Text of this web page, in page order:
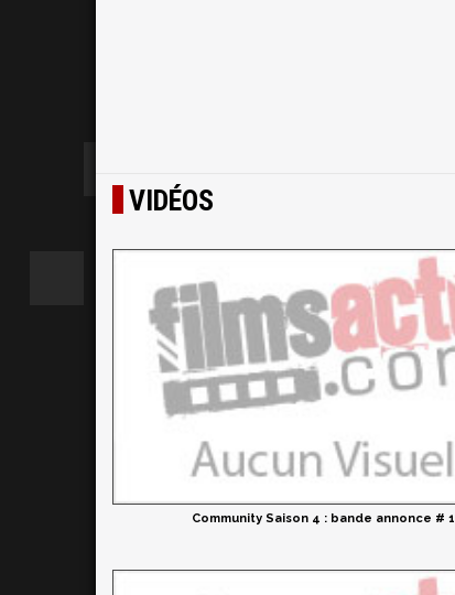
VIDÉOS
Community Saison 4 : bande annonce # 1